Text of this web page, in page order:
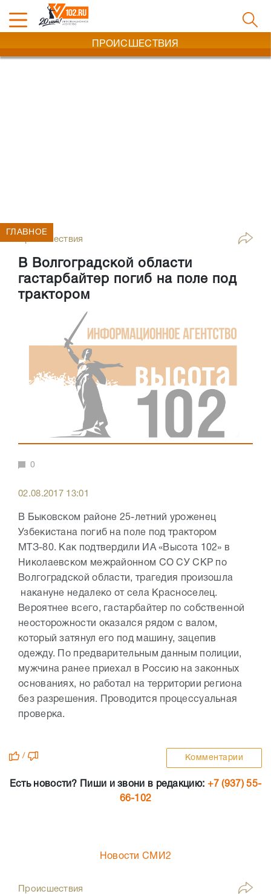
ПРОИСШЕСТВИЯ
Происшествия
В Волгоградской области
гастарбайтер погиб на поле под
трактором
ГЛАВНОЕ
0
02.08.2017 13:01
В Быковском районе 25-летний уроженец
Узбекистана погиб на поле под трактором
МТЗ-80. Как подтвердили ИА «Высота 102» в
Николаевском межрайонном СО СУ СКР по
Волгоградской области, трагедия произошла
накануне недалеко от села Красноселец.
Вероятнее всего, гастарбайтер по собственной
неосторожности оказался рядом с валом,
который затянул его под машину, зацепив
одежду. По предварительным данным полиции,
мужчина ранее приехал в Россию на законных
основаниях, но работал на территории региона
без разрешения. Проводится процессуальная
проверка.
/ Комментарии
Есть новости? Пиши и звони в редакцию: +7 (937) 55-
66-102
Новости СМИ2
Происшествия